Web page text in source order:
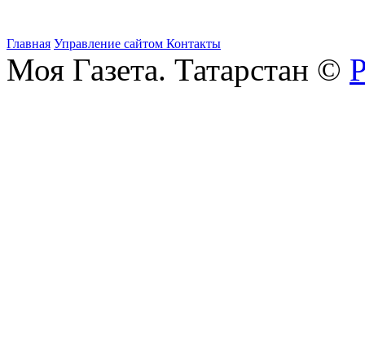
Главная Управление сайтом Контакты
Моя Газета. Татарстан ©